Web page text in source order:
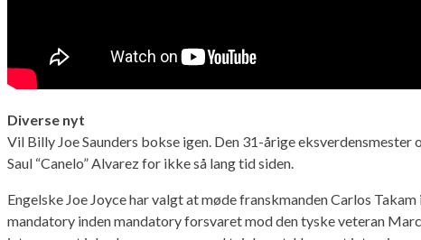
Diverse nyt
Vil Billy Joe Saunders bokse igen. Den 31-årige
Saul “Canelo” Alvarez for ikke så lang tid siden.
Engelske Joe Joyce har valgt at møde franskmanden Carlos
mandatory inden mandatory forsvaret mod den tyske veteran